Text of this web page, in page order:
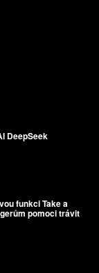
DeepSeek
funkci Take a
pomoci trávit